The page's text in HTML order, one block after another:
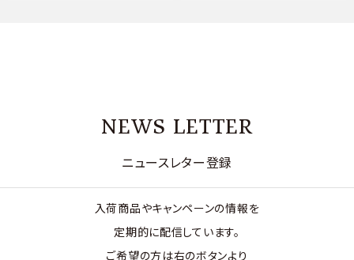
NEWS LETTER
ニュースレター登録
入荷商品やキャンペーンの情報を
定期的に配信しています。
ご希望の方は右のボタンより